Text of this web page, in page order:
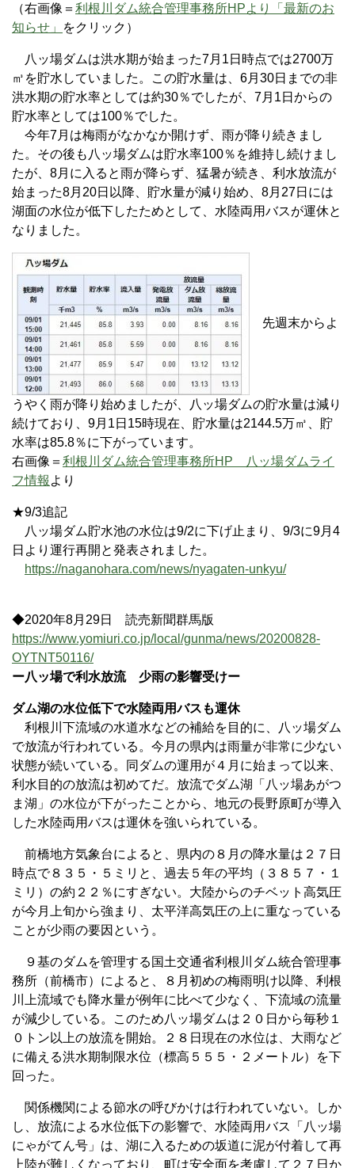
（右画像＝ 利根川ダム統合管理事務所HPより「最新のお
知らせ」
をクリック）
八ッ場ダムは洪水期が始まった7月1日時点では2700万
㎥を貯水していました。この貯水量は、6月30日までの非
洪水期の貯水率としては約30％でしたが、7月1日からの
貯水率としては100％でした。
今年7月は梅雨がなかなか開けず、雨が降り続きまし
た。その後も八ッ場ダムは貯水率100％を維持し続けまし
たが、8月に入ると雨が降らず、猛暑が続き、利水放流が
始まった8月20日以降、貯水量が減り始め、8月27日には
湖面の水位が低下したためとして、水陸両用バスが運休と
なりました。
先週末からよ
うやく雨が降り始めましたが、八ッ場ダムの貯水量は減り
続けており、9月1日15時現在、貯水量は2144.5万㎥、貯
水率は85.8％に下がっています。
右画像＝ 利根川ダム統合管理事務所HP 八ッ場ダムライ
フ情報 より
★9/3追記
八ッ場ダム貯水池の水位は9/2に下げ止まり、9/3に9月4
日より運行再開と発表されました。
https://naganohara.com/news/nyagaten-unkyu/
◆2020年8月29日 読売新聞群馬版
https://www.yomiuri.co.jp/local/gunma/news/20200828-
OYTNT50116/
ー八ッ場で利水放流 少雨の影響受けー
ダム湖の水位低下で水陸両用バスも運休
利根川下流域の水道水などの補給を目的に、八ッ場ダム
で放流が行われている。今月の県内は雨量が非常に少ない
状態が続いている。同ダムの運用が４月に始まって以来、
利水目的の放流は初めてだ。放流でダム湖「八ッ場あがつ
ま湖」の水位が下がったことから、地元の長野原町が導入
した水陸両用バスは運休を強いられている。
前橋地方気象台によると、県内の８月の降水量は２７日
時点で８３５・５ミリと、過去５年の平均（３８５７・１
ミリ）の約２２％にすぎない。大陸からのチベット高気圧
が今月上旬から強まり、太平洋高気圧の上に重なっている
ことが少雨の要因という。
９基のダムを管理する国土交通省利根川ダム統合管理事
務所（前橋市）によると、８月初めの梅雨明け以降、利根
川上流域でも降水量が例年に比べて少なく、下流域の流量
が減少している。このため八ッ場ダムは２０日から毎秒１
０トン以上の放流を開始。２８日現在の水位は、大雨など
に備える洪水期制限水位（標高５５５・２メートル）を下
回った。
関係機関による節水の呼びかけは行われていない。しか
し、放流による水位低下の影響で、水陸両用バス「八ッ場
にゃがてん号」は、湖に入るための坂道に泥が付着して再
上陸が難しくなっており、町は安全面を考慮して２７日か